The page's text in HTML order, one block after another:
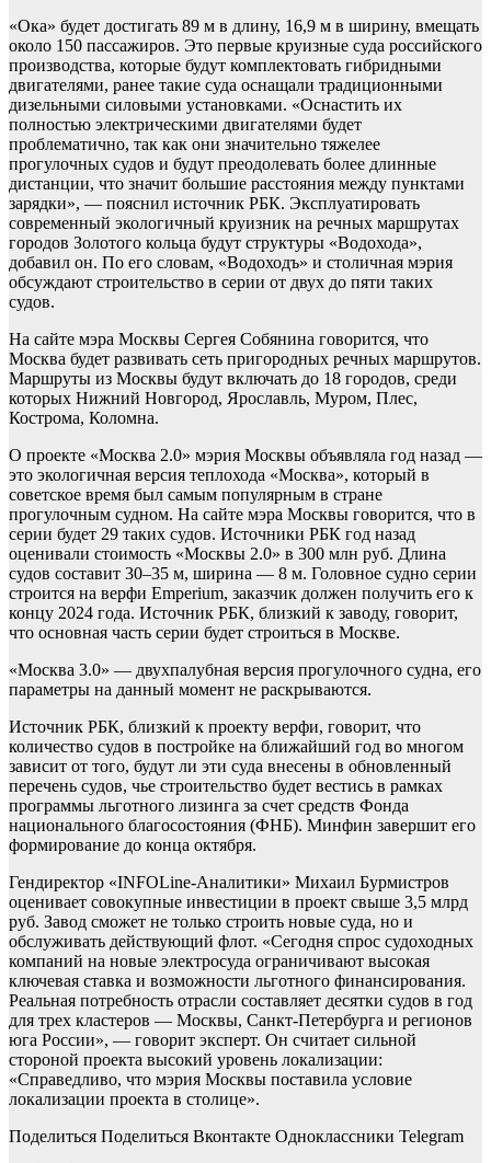
«Ока» будет достигать 89 м в длину, 16,9 м в ширину, вмещать
около 150 пассажиров. Это первые круизные суда российского
производства, которые будут комплектовать гибридными
двигателями, ранее такие суда оснащали традиционными
дизельными силовыми установками. «Оснастить их
полностью электрическими двигателями будет
проблематично, так как они значительно тяжелее
прогулочных судов и будут преодолевать более длинные
дистанции, что значит большие расстояния между пунктами
зарядки», — пояснил источник РБК. Эксплуатировать
современный экологичный круизник на речных маршрутах
городов Золотого кольца будут структуры «Водохода»,
добавил он. По его словам, «Водоходъ» и столичная мэрия
обсуждают строительство в серии от двух до пяти таких
судов.
На сайте мэра Москвы Сергея Собянина говорится, что
Москва будет развивать сеть пригородных речных маршрутов.
Маршруты из Москвы будут включать до 18 городов, среди
которых Нижний Новгород, Ярославль, Муром, Плес,
Кострома, Коломна.
О проекте «Москва 2.0» мэрия Москвы объявляла год назад —
это экологичная версия теплохода «Москва», который в
советское время был самым популярным в стране
прогулочным судном. На сайте мэра Москвы говорится, что в
серии будет 29 таких судов. Источники РБК год назад
оценивали стоимость «Москвы 2.0» в 300 млн руб. Длина
судов составит 30–35 м, ширина — 8 м. Головное судно серии
строится на верфи Emperium, заказчик должен получить его к
концу 2024 года. Источник РБК, близкий к заводу, говорит,
что основная часть серии будет строиться в Москве.
«Москва 3.0» — двухпалубная версия прогулочного судна, его
параметры на данный момент не раскрываются.
Источник РБК, близкий к проекту верфи, говорит, что
количество судов в постройке на ближайший год во многом
зависит от того, будут ли эти суда внесены в обновленный
перечень судов, чье строительство будет вестись в рамках
программы льготного лизинга за счет средств Фонда
национального благосостояния (ФНБ). Минфин завершит его
формирование до конца октября.
Гендиректор «INFOLine-Аналитики» Михаил Бурмистров
оценивает совокупные инвестиции в проект свыше 3,5 млрд
руб. Завод сможет не только строить новые суда, но и
обслуживать действующий флот. «Сегодня спрос судоходных
компаний на новые электросуда ограничивают высокая
ключевая ставка и возможности льготного финансирования.
Реальная потребность отрасли составляет десятки судов в год
для трех кластеров — Москвы, Санкт-Петербурга и регионов
юга России», — говорит эксперт. Он считает сильной
стороной проекта высокий уровень локализации:
«Справедливо, что мэрия Москвы поставила условие
локализации проекта в столице».
Поделиться Поделиться Вконтакте Одноклассники Telegram